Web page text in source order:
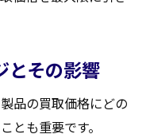
とその影響
品の買取価格にどの
とも重要です。